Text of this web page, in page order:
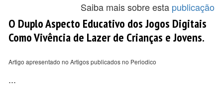
Saiba mais sobre esta publicação
O Duplo Aspecto Educativo dos Jogos Digitais
Como Vivência de Lazer de Crianças e Jovens.
Artigo apresentado no Artigos publicados no Periodico
...